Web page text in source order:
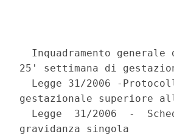
Inquadramento generale
25' settimana di
Legge 31/2006 -
gestazionale superiore
Legge  31/2006  -
gravidanza singola